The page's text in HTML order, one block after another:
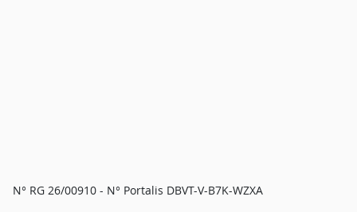
N° RG 26/00910 - N° Portalis DBVT-V-B7K-WZXA